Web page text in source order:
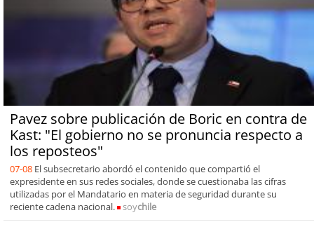
Pavez sobre publicación de Boric en contra de
Kast: "El gobierno no se pronuncia respecto a
los reposteos"
07-08 El subsecretario abordó el contenido que compartió el
expresidente en sus redes sociales, donde se cuestionaba las cifras
utilizadas por el Mandatario en materia de seguridad durante su
reciente cadena nacional.
soychile